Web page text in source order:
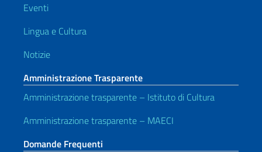
Eventi
Lingua e Cultura
Notizie
Amministrazione Trasparente
Amministrazione trasparente – Istituto di Cultura
Amministrazione trasparente – MAECI
Domande Frequenti